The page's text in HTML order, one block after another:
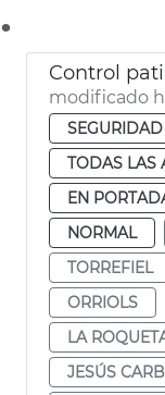
.
Control
modificado
TODAS LAS
EN
NORMAL
TORREFIEL
ORRIOLS
LA
JESÚS